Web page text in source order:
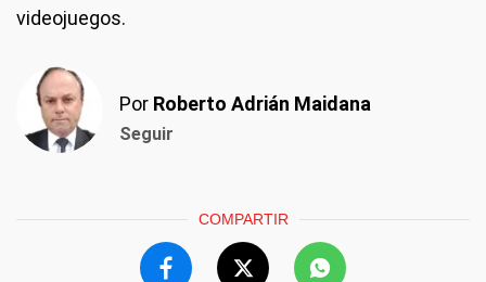
videojuegos.
Por Roberto Adrián Maidana
Seguir
COMPARTIR